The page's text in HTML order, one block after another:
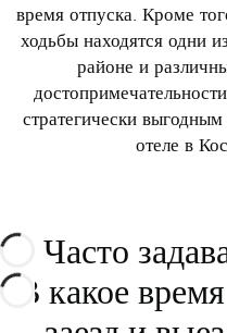
время отпуска. Кроме
ходьбы находятся одни
районе и
стратегически
отеле в
Часто
В какое